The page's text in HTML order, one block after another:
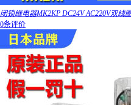
闭锁继电器MK2KP DC24V AC220V双线
0条评价